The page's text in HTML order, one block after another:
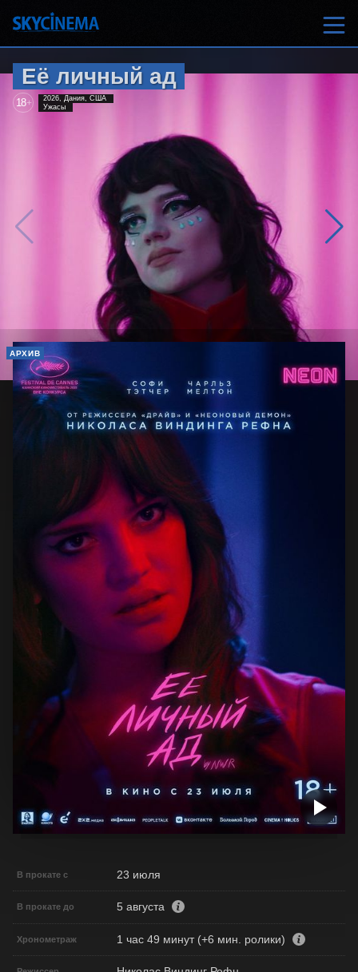
Её личный ад
18+
2026, Дания, США
Ужасы
АРХИВ
В прокате с 23 июля
В прокате до 5 августа
Хронометраж 1 час 49 минут (+6 мин. ролики)